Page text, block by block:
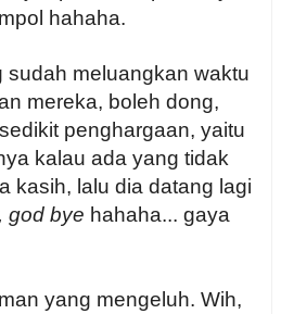
hahaha.
sudah meluangkan waktu
mereka, boleh dong,
penghargaan, yaitu
kalau ada yang tidak
kasih, lalu dia datang lagi
god bye hahaha... gaya
yang mengeluh. Wih,